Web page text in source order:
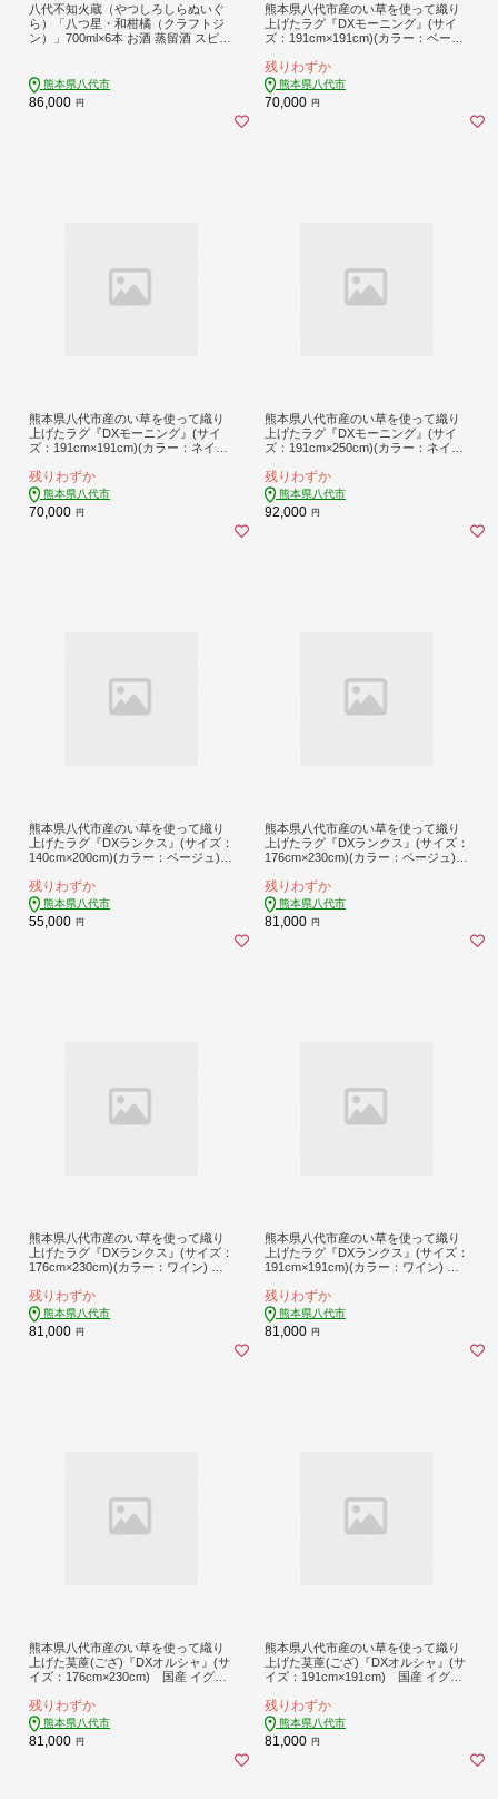
八代不知火蔵（やつしろしらぬいぐ
ら）「八つ星・和柑橘（クラフトジ
ン）」700ml×6本 お酒 蒸留酒 スピリ
ート ソーダ ロック
熊本県八代市
86,000 円
熊本県八代市産のい草を使って織り
上げたラグ『DXモーニング』(サイ
ズ：191cm×191cm)(カラー：ベージ
ペット 絨毯 マット 織物 敷き物 イン
テリア
残りわずか
熊本県八代市
70,000 円
熊本県八代市産のい草を使って織り
上げたラグ『DXモーニング』(サイ
ズ：191cm×191cm)(カラー：ネイビ
ペット 絨毯 マット 織物 敷き物 イン
テリア
残りわずか
熊本県八代市
70,000 円
熊本県八代市産のい草を使って織り
上げたラグ『DXモーニング』(サイ
ズ：191cm×250cm)(カラー：ネイビ
ペット 絨毯 マット 織物 敷き物 イン
テリア
残りわずか
熊本県八代市
92,000 円
熊本県八代市産のい草を使って織り
上げたラグ『DXランクス』(サイズ：
140cm×200cm)(カラー：ベージュ)
ト 絨毯 マット 織物 敷き物 インテリ
ア
残りわずか
熊本県八代市
55,000 円
熊本県八代市産のい草を使って織り
上げたラグ『DXランクス』(サイズ：
176cm×230cm)(カラー：ベージュ)
ト 絨毯 マット 織物 敷き物 インテリ
ア
残りわずか
熊本県八代市
81,000 円
熊本県八代市産のい草を使って織り
上げたラグ『DXランクス』(サイズ：
176cm×230cm)(カラー：ワイン) 国
絨毯 マット 織物 敷き物 インテリア
残りわずか
熊本県八代市
81,000 円
熊本県八代市産のい草を使って織り
上げたラグ『DXランクス』(サイズ：
191cm×191cm)(カラー：ワイン) 国
絨毯 マット 織物 敷き物 インテリア
残りわずか
熊本県八代市
81,000 円
熊本県八代市産のい草を使って織り
上げた茣蓙(ござ)『DXオルシャ』(サ
イズ：176cm×230cm) 国産 イグサ
き物 インテリア
残りわずか
熊本県八代市
81,000 円
熊本県八代市産のい草を使って織り
上げた茣蓙(ござ)『DXオルシャ』(サ
イズ：191cm×191cm) 国産 イグサ
き物 インテリア
残りわずか
熊本県八代市
81,000 円